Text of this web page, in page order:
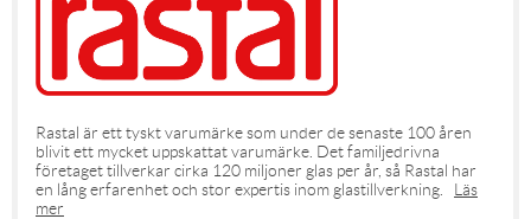
Rastal är ett tyskt varumärke som under de senaste 100 åren
blivit ett mycket uppskattat varumärke. Det familjedrivna
företaget tillverkar cirka 120 miljoner glas per år, så Rastal har
en lång erfarenhet och stor expertis inom glastillverkning. Läs
mer